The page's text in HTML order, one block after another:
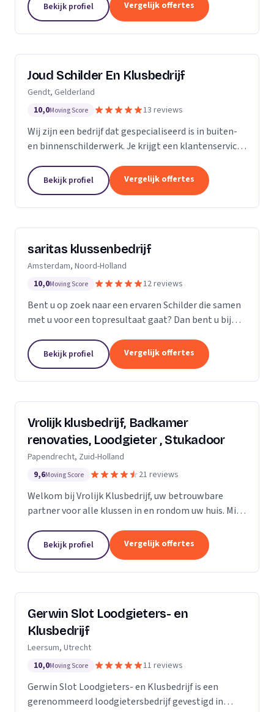
Bekijk profiel Vergelijk offertes
Joud Schilder En Klusbedrijf
Gendt, Gelderland
10,0Moving Score 13 reviews
Wij zijn een bedrijf dat gespecialiseerd is in buiten-
en binnenschilderwerk. Je krijgt een klantenservice
zijn van topmerken om de hoogst...
Bekijk profiel Vergelijk offertes
saritas klussenbedrijf
Amsterdam, Noord-Holland
10,0Moving Score 12 reviews
Bent u op zoek naar een ervaren Schilder die samen
met u voor een topresultaat gaat? Dan bent u bij
Persoonlijk contact en communicatie staat bij ons...
Bekijk profiel Vergelijk offertes
Vrolijk klusbedrijf, Badkamer
renovaties, Loodgieter , Stukadoor
Papendrecht, Zuid-Holland
9,6Moving Score 21 reviews
Welkom bij Vrolijk Klusbedrijf, uw betrouwbare
partner voor alle klussen in en rondom uw huis. Mijn
met bijna 20 jaar ervaring in de bouwsector. Ik...
Bekijk profiel Vergelijk offertes
Gerwin Slot Loodgieters- en
Klusbedrijf
Leersum, Utrecht
10,0Moving Score 11 reviews
Gerwin Slot Loodgieters- en Klusbedrijf is een
gerenommeerd loodgietersbedrijf gevestigd in